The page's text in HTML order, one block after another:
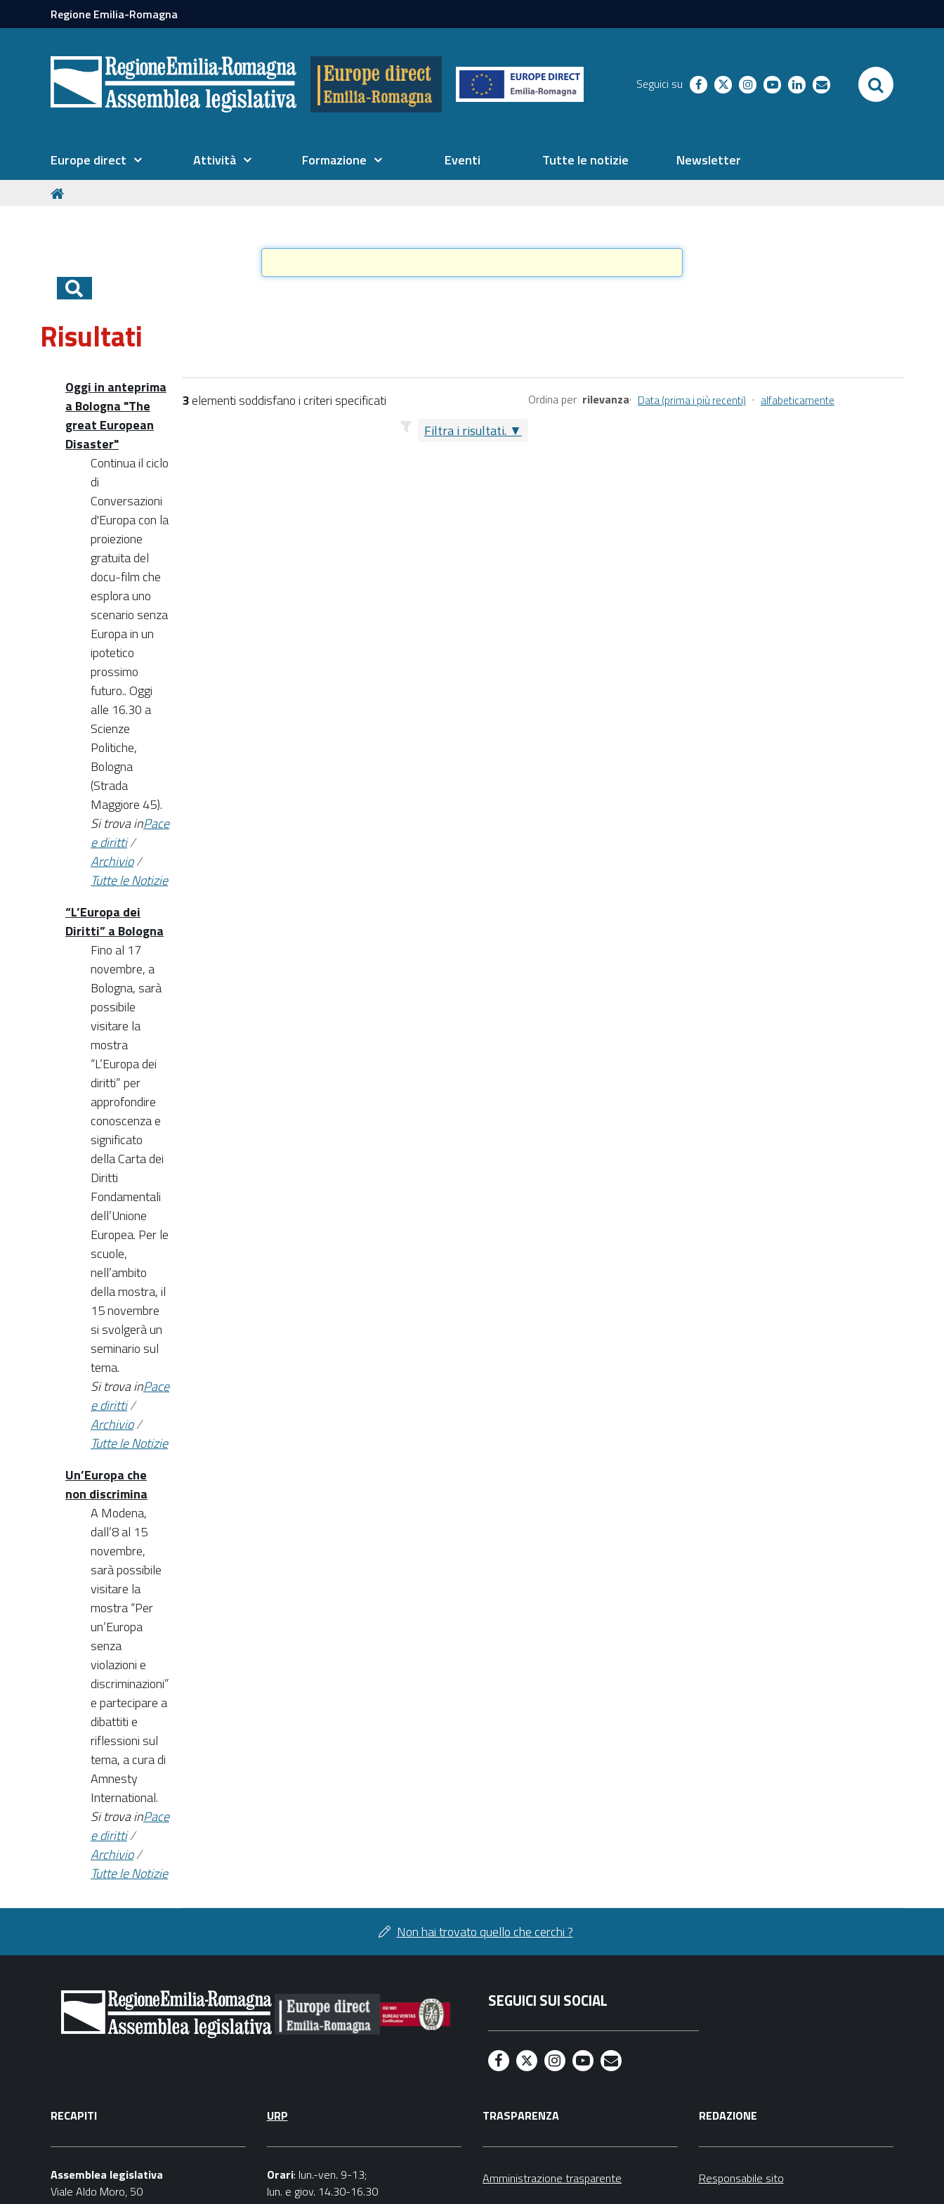
Regione Emilia-Romagna
Seguici su facebooktwitterinstagram
youtubelinkedinrichieste SEARCH
Europe direct Attività Formazione Eventi Tutte le notizie Newsletter
Risultati
3elementi soddisfano i criteri specificati
Filtra i risultati.
Ordina per rilevanza· Data (prima i più recenti) · alfabeticamente
Oggi in anteprima
a Bologna "The
great European
Disaster"
Continua il ciclo
di
Conversazioni
d'Europa con la
proiezione
gratuita del
docu-film che
esplora uno
scenario senza
Europa in un
ipotetico
prossimo
futuro.. Oggi
alle 16.30 a
Scienze
Politiche,
Bologna
(Strada
Maggiore 45).
Si trova inPace
e diritti/
Archivio/
Tutte le Notizie
“L’Europa dei
Diritti” a Bologna
Fino al 17
novembre, a
Bologna, sarà
possibile
visitare la
mostra
“L’Europa dei
diritti” per
approfondire
conoscenza e
significato
della Carta dei
Diritti
Fondamentali
dell’Unione
Europea. Per le
scuole,
nell’ambito
della mostra, il
15 novembre
si svolgerà un
seminario sul
tema.
Si trova inPace
e diritti/
Archivio/
Tutte le Notizie
Un’Europa che
non discrimina
A Modena,
dall’8 al 15
novembre,
sarà possibile
visitare la
mostra “Per
un’Europa
senza
violazioni e
discriminazioni”
e partecipare a
dibattiti e
riflessioni sul
tema, a cura di
Amnesty
International.
Si trova inPace
e diritti/
Archivio/
Tutte le Notizie
Non hai trovato quello che cerchi ?
SEGUICI SUI SOCIAL
F
c
e
T
i
t
I
s
t
Y
t
M
l
RECAPITI
Assemblea legislativa
Viale Aldo Moro, 50
URP
Orari: lun.-ven. 9-13;
lun. e giov. 14.30-16.30
TRASPARENZA
Amministrazione trasparente
REDAZIONE
Responsabile sito